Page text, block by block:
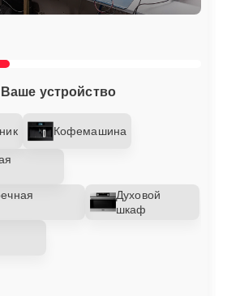
устройство
Кофемашина
Духовой
шкаф